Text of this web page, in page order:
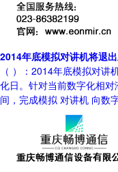
2014年底模拟对讲机将退
（ ）：2014年底模拟对
化日。针对当前数字化相
间，完成模拟 对讲机 向数